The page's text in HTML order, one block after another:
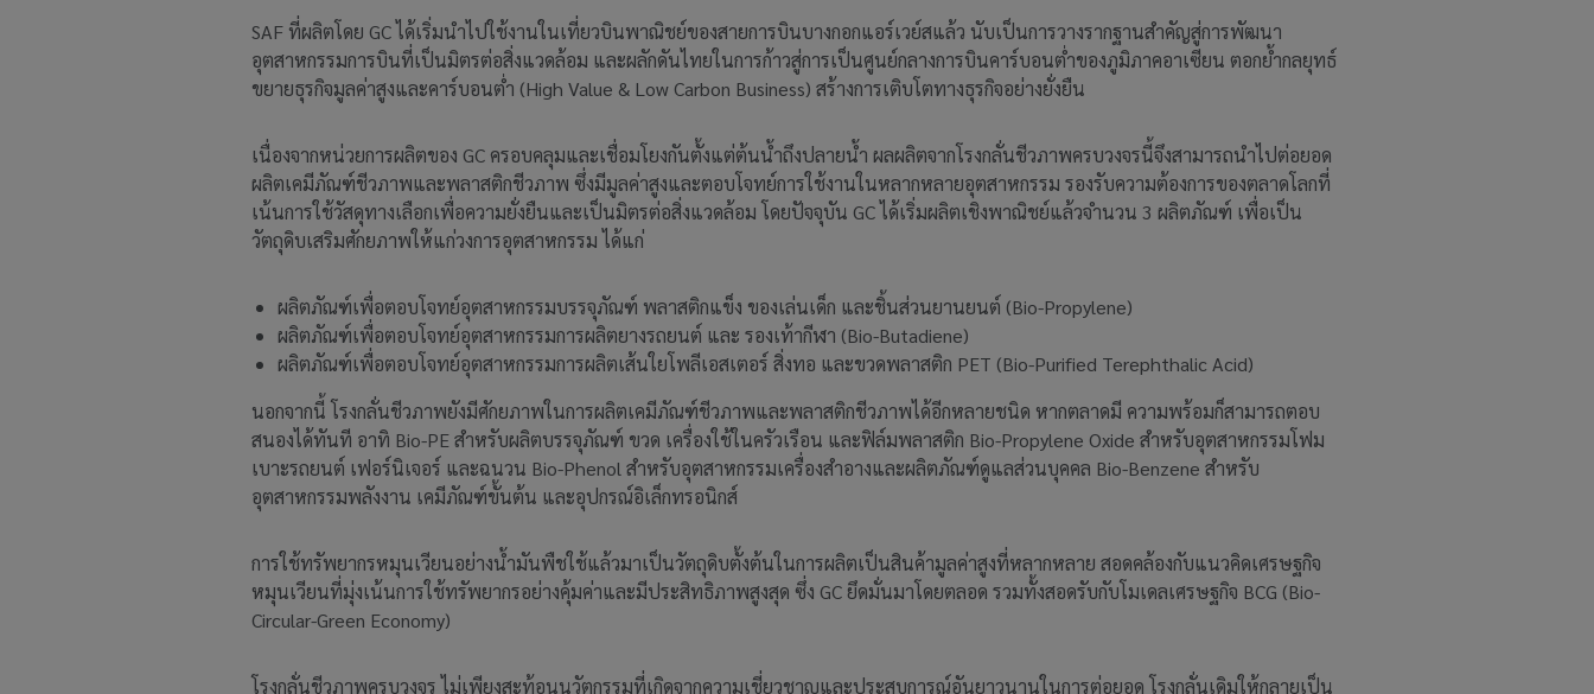
SAF ที่ผลิตโดย GC ได้เริ่มนำไปใช้งานในเที่ยวบินพาณิชย์ของสายการบินบางกอกแอร์เวย์สแล้ว นับเป็นการวางรากฐานสำคัญสู่การพัฒนา
อุตสาหกรรมการบินที่เป็นมิตรต่อสิ่งแวดล้อม และผลักดันไทยในการก้าวสู่การเป็นศูนย์กลางการบินคาร์บอนต่ำของภูมิภาคอาเซียน ตอกย้ำกลยุทธ์
ขยายธุรกิจมูลค่าสูงและคาร์บอนต่ำ (High Value & Low Carbon Business) สร้างการเติบโตทางธุรกิจอย่างยั่งยืน
เนื่องจากหน่วยการผลิตของ GC ครอบคลุมและเชื่อมโยงกันตั้งแต่ต้นน้ำถึงปลายน้ำ ผลผลิตจากโรงกลั่นชีวภาพครบวงจรนี้จึงสามารถนำไปต่อยอด
ผลิตเคมีภัณฑ์ชีวภาพและพลาสติกชีวภาพ ซึ่งมีมูลค่าสูงและตอบโจทย์การใช้งานในหลากหลายอุตสาหกรรม รองรับความต้องการของตลาดโลกที่
เน้นการใช้วัสดุทางเลือกเพื่อความยั่งยืนและเป็นมิตรต่อสิ่งแวดล้อม โดยปัจจุบัน GC ได้เริ่มผลิตเชิงพาณิชย์แล้วจำนวน 3 ผลิตภัณฑ์ เพื่อเป็น
วัตถุดิบเสริมศักยภาพให้แก่วงการอุตสาหกรรม ได้แก่
ผลิตภัณฑ์เพื่อตอบโจทย์อุตสาหกรรมบรรจุภัณฑ์ พลาสติกแข็ง ของเล่นเด็ก และชิ้นส่วนยานยนต์ (Bio-Propylene)
ผลิตภัณฑ์เพื่อตอบโจทย์อุตสาหกรรมการผลิตยางรถยนต์ และ รองเท้ากีฬา (Bio-Butadiene)
ผลิตภัณฑ์เพื่อตอบโจทย์อุตสาหกรรมการผลิตเส้นใยโพลีเอสเตอร์ สิ่งทอ และขวดพลาสติก PET (Bio-Purified Terephthalic Acid)
นอกจากนี้ โรงกลั่นชีวภาพยังมีศักยภาพในการผลิตเคมีภัณฑ์ชีวภาพและพลาสติกชีวภาพได้อีกหลายชนิด หากตลาดมี ความพร้อมก็สามารถตอบ
สนองได้ทันที อาทิ Bio-PE สำหรับผลิตบรรจุภัณฑ์ ขวด เครื่องใช้ในครัวเรือน และฟิล์มพลาสติก Bio-Propylene Oxide สำหรับอุตสาหกรรมโฟม
เบาะรถยนต์ เฟอร์นิเจอร์ และฉนวน Bio-Phenol สำหรับอุตสาหกรรมเครื่องสำอางและผลิตภัณฑ์ดูแลส่วนบุคคล Bio-Benzene สำหรับ
อุตสาหกรรมพลังงาน เคมีภัณฑ์ขั้นต้น และอุปกรณ์อิเล็กทรอนิกส์
การใช้ทรัพยากรหมุนเวียนอย่างน้ำมันพืชใช้แล้วมาเป็นวัตถุดิบตั้งต้นในการผลิตเป็นสินค้ามูลค่าสูงที่หลากหลาย สอดคล้องกับแนวคิดเศรษฐกิจ
หมุนเวียนที่มุ่งเน้นการใช้ทรัพยากรอย่างคุ้มค่าและมีประสิทธิภาพสูงสุด ซึ่ง GC ยึดมั่นมาโดยตลอด รวมทั้งสอดรับกับโมเดลเศรษฐกิจ BCG (Bio-
Circular-Green Economy)
โรงกลั่นชีวภาพครบวงจร ไม่เพียงสะท้อนนวัตกรรมที่เกิดจากความเชี่ยวชาญและประสบการณ์อันยาวนานในการต่อยอด โรงกลั่นเดิมให้กลายเป็น